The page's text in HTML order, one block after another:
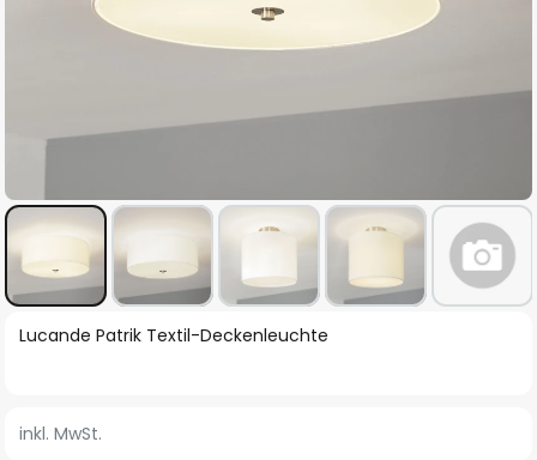
Zum
springen
Lucande Patrik Textil-Deckenleuchte
inkl. MwSt.